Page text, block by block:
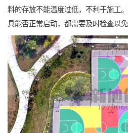
料的存放不能温度过低，不利于施工
具能否正常启动，都需要及时检查以免